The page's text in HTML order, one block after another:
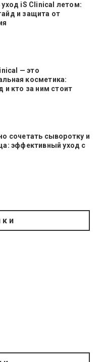
уход iS Clinical летом:
и защита от
— это
косметика:
и кто за ним стоит
сочетать сыворотку и
эффективный уход с